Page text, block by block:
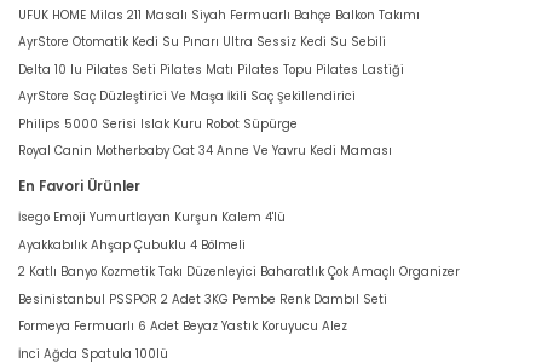
UFUK HOME Milas 211 Masalı Siyah Fermuarlı Bahçe Balkon Takımı
AyrStore Otomatik Kedi Su Pınarı Ultra Sessiz Kedi Su Sebili
Delta 10 lu Pilates Seti Pilates Matı Pilates Topu Pilates Lastiği
AyrStore Saç Düzleştirici Ve Maşa İkili Saç Şekillendirici
Philips 5000 Serisi Islak Kuru Robot Süpürge
Royal Canin Motherbaby Cat 34 Anne Ve Yavru Kedi Maması
En Favori Ürünler
İsego Emoji Yumurtlayan Kurşun Kalem 4'lü
Ayakkabılık Ahşap Çubuklu 4 Bölmeli
2 Katlı Banyo Kozmetik Takı Düzenleyici Baharatlık Çok Amaçlı Organizer
Besinistanbul PSSPOR 2 Adet 3KG Pembe Renk Dambıl Seti
Formeya Fermuarlı 6 Adet Beyaz Yastık Koruyucu Alez
İnci Ağda Spatula 100lü